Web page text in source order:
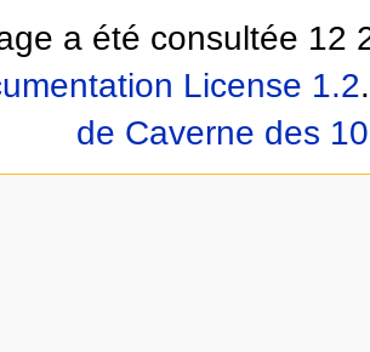
a été consultée 12
License 1.2.
de Caverne des